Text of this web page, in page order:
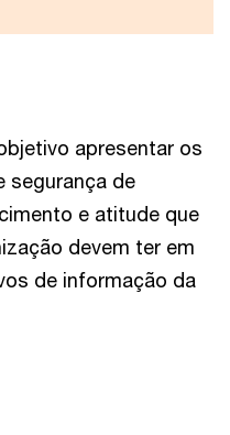
apresentar os
segurança de
e atitude que
devem ter em
de informação da